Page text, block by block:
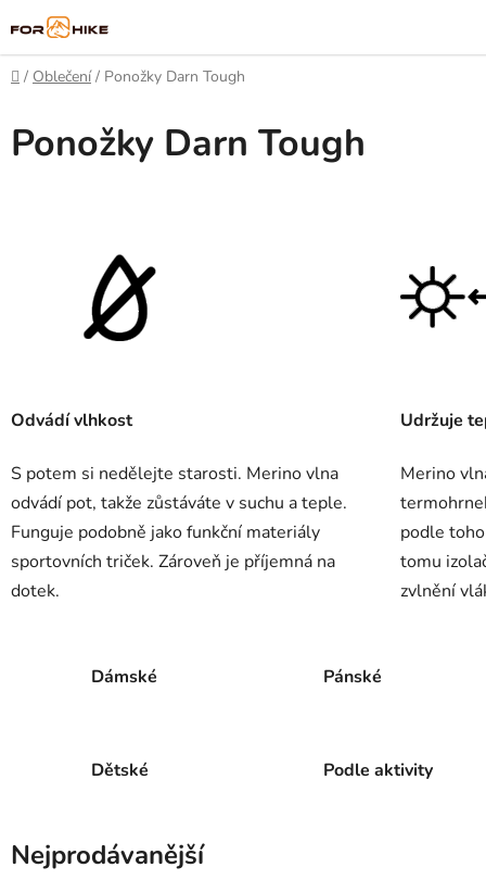
na
obsah
Domů
/ Oblečení / Ponožky Darn Tough
Ponožky Darn Tough
Odvádí vlhkost Udržuje
S potem si nedělejte starosti. Merino vlna
odvádí pot, takže zůstáváte v suchu a teple.
Funguje podobně jako funkční materiály
sportovních triček. Zároveň je příjemná na
dotek.
Merino
podle
tomu
zvlnění
Dámské Pánské
Dětské Podle aktivity
Nejprodávanější